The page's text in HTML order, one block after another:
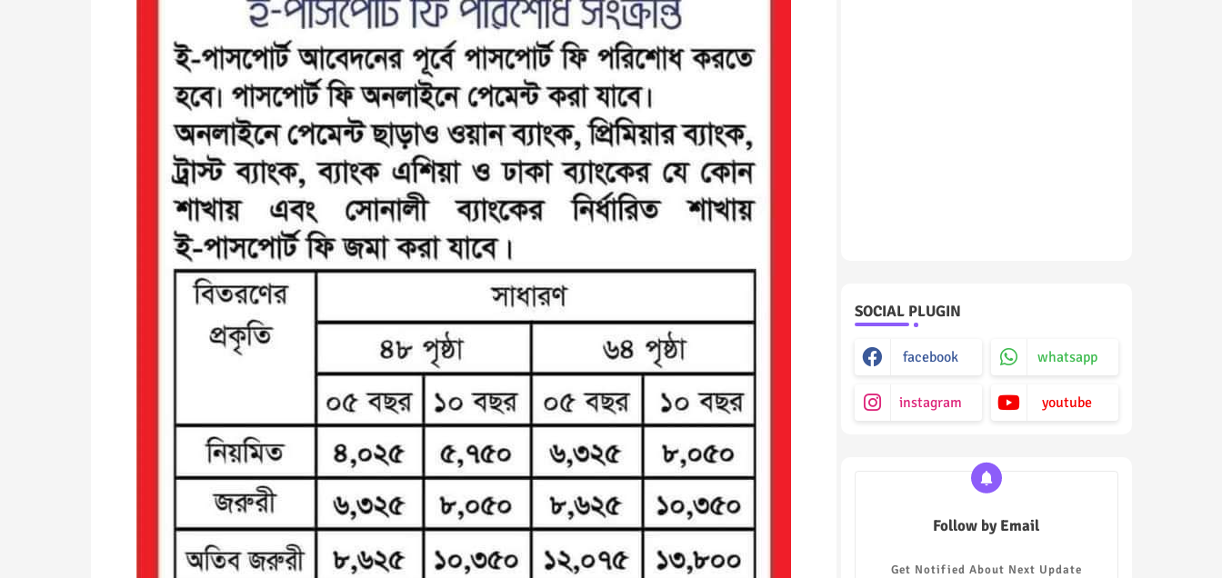
SOCIAL PLUGIN
facebook whatsapp
instagram youtube
Follow by Email
Get Notified About Next Update